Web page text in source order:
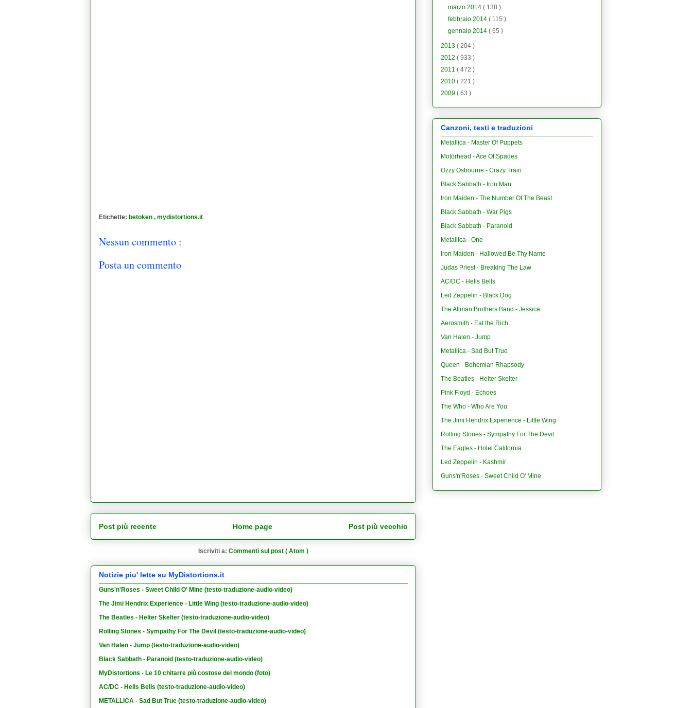
Etichette: betoken , mydistortions.it
Nessun commento :
Posta un commento
Post più recente Post più vecchio
Home page
Iscriviti a: Commenti sul post ( Atom )
Notizie piu' lette su MyDistortions.it
Guns'n'Roses - Sweet Child O' Mine (testo-traduzione-audio-video)
The Jimi Hendrix Experience - Little Wing (testo-traduzione-audio-video)
The Beatles - Helter Skelter (testo-traduzione-audio-video)
Rolling Stones - Sympathy For The Devil (testo-traduzione-audio-video)
Van Halen - Jump (testo-traduzione-audio-video)
Black Sabbath - Paranoid (testo-traduzione-audio-video)
MyDistortions - Le 10 chitarre più costose del mondo (foto)
AC/DC - Hells Bells (testo-traduzione-audio-video)
METALLICA - Sad But True (testo-traduzione-audio-video)
marzo 2014( 138 )
febbraio 2014( 115 )
gennaio 2014( 65 )
2013 ( 204 )
2012 ( 933 )
2011 ( 472 )
2010 ( 221 )
2009 ( 63 )
Canzoni, testi e traduzioni
Metallica - Master Of Puppets
Motörhead - Ace Of Spades
Ozzy Osbourne - Crazy Train
Black Sabbath - Iron Man
Iron Maiden - The Number Of The Beast
Black Sabbath - War Pigs
Black Sabbath - Paranoid
Metallica - One
Iron Maiden - Hallowed Be Thy Name
Judas Priest - Breaking The Law
AC/DC - Hells Bells
Led Zeppelin - Black Dog
The Allman Brothers Band - Jessica
Aerosmith - Eat the Rich
Van Halen - Jump
Metallica - Sad But True
Queen - Bohemian Rhapsody
The Beatles - Helter Skelter
Pink Floyd - Echoes
The Who - Who Are You
The Jimi Hendrix Experience - Little Wing
Rolling Stones - Sympathy For The Devil
The Eagles - Hotel California
Led Zeppelin - Kashmir
Guns'n'Roses - Sweet Child O' Mine